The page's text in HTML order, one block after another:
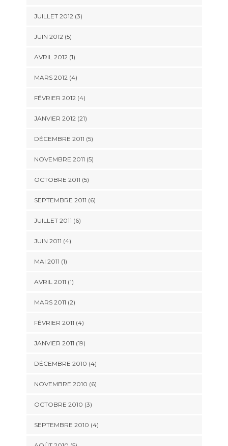
JUILLET 2012 (3)
JUIN 2012 (5)
AVRIL 2012 (1)
MARS 2012 (4)
FÉVRIER 2012 (4)
JANVIER 2012 (21)
DÉCEMBRE 2011 (5)
NOVEMBRE 2011 (5)
OCTOBRE 2011 (5)
SEPTEMBRE 2011 (6)
JUILLET 2011 (6)
JUIN 2011 (4)
MAI 2011 (1)
AVRIL 2011 (1)
MARS 2011 (2)
FÉVRIER 2011 (4)
JANVIER 2011 (19)
DÉCEMBRE 2010 (4)
NOVEMBRE 2010 (6)
OCTOBRE 2010 (3)
SEPTEMBRE 2010 (4)